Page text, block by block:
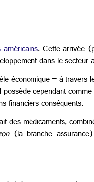
américains. Cette arrivée
dans le secteur
économique – à travers
cependant
financiers conséquents.
des médicaments,
(la branche